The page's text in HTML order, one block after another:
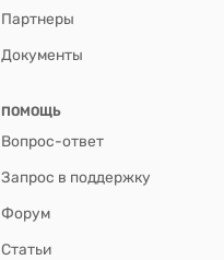
Партнеры
Документы
ПОМОЩЬ
Вопрос-ответ
Запрос в поддержку
Форум
Статьи